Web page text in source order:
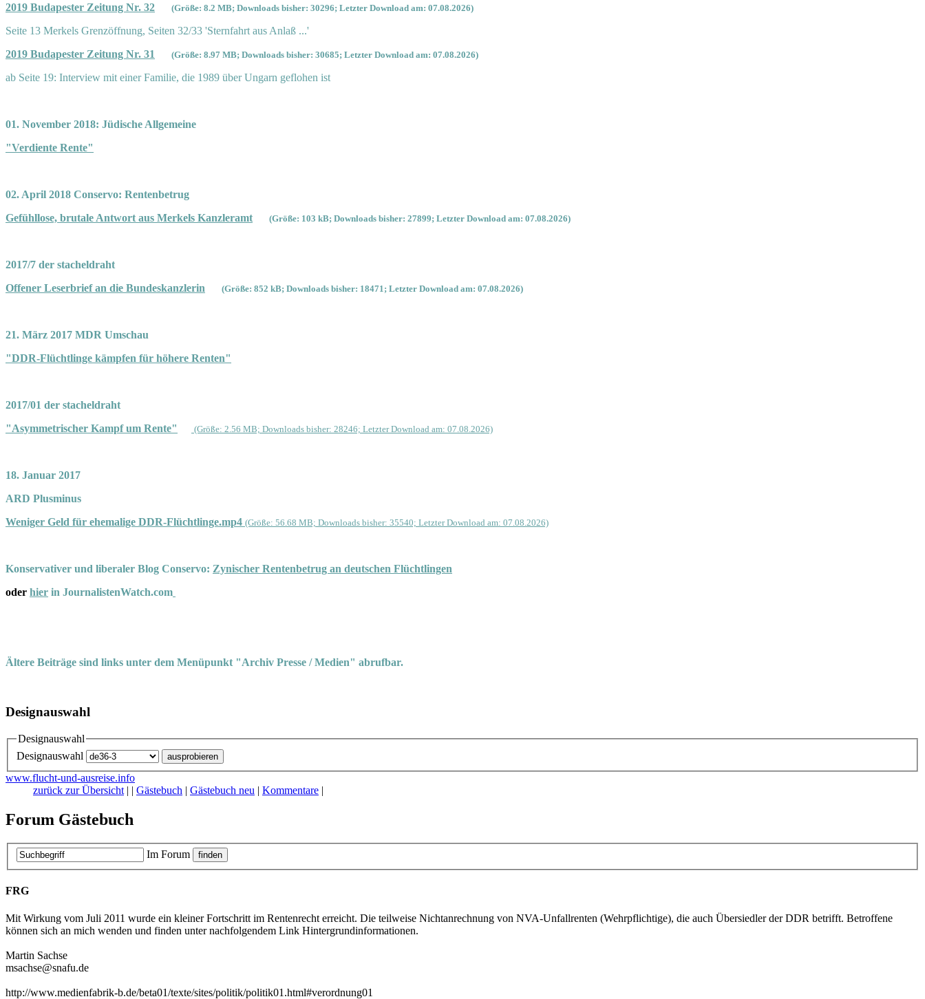
2019 Budapester Zeitung Nr. 32 (Größe: 8.2 MB; Downloads bisher: 30296; Letzter Download am: 07.08.2026)
Seite 13 Merkels Grenzöffnung, Seiten 32/33 'Sternfahrt aus Anlaß ...'
2019 Budapester Zeitung Nr. 31
(Größe: 8.97 MB; Downloads bisher: 30685; Letzter Download am: 07.08.2026)
ab Seite 19: Interview mit einer Familie, die 1989 über Ungarn geflohen ist
01. November 2018: Jüdische Allgemeine
"Verdiente Rente"
02. April 2018 Conservo: Rentenbetrug
Gefühllose, brutale Antwort aus Merkels Kanzleramt
(Größe: 103 kB; Downloads bisher: 27899; Letzter Download am: 07.08.2026)
2017/7 der stacheldraht
Offener Leserbrief an die Bundeskanzlerin
(Größe: 852 kB; Downloads bisher: 18471; Letzter Download am: 07.08.2026)
21. März 2017 MDR Umschau
"DDR-Flüchtlinge kämpfen für höhere Renten"
2017/01 der stacheldraht
"Asymmetrischer Kampf um Rente"
(Größe: 2.56 MB; Downloads bisher: 28246; Letzter Download am: 07.08.2026)
18. Januar 2017
ARD Plusminus
Weniger Geld für ehemalige DDR-Flüchtlinge.mp4 (Größe: 56.68 MB; Downloads bisher: 35540; Letzter Download am: 07.08.2026)
Konservativer und liberaler Blog Conservo: Zynischer Rentenbetrug an deutschen Flüchtlingen
oder hier in JournalistenWatch.com
Ältere Beiträge sind links unter dem Menüpunkt "Archiv Presse / Medien" abrufbar.
Designauswahl
Designauswahl
Designauswahl
www.flucht-und-ausreise.info
zurück zur Übersicht | | Gästebuch | Gästebuch neu | Kommentare |
Forum Gästebuch
Im Forum
FRG
Mit Wirkung vom Juli 2011 wurde ein kleiner Fortschritt im Rentenrecht erreicht. Die teilweise Nichtanrechnung von NVA-Unfallrenten (Wehrpflichtige), die auch Übersiedler der DDR betrifft. Betroffene
können sich an mich wenden und finden unter nachfolgendem Link Hintergrundinformationen.
Martin Sachse
msachse@snafu.de
http://www.medienfabrik-b.de/beta01/texte/sites/politik/politik01.html#verordnung01